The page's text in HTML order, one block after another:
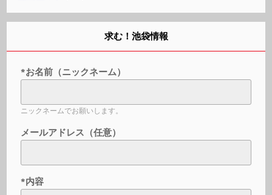
求む！池袋情報
*お名前（ニックネーム）
ニックネームでお願いします。
メールアドレス（任意）
*内容